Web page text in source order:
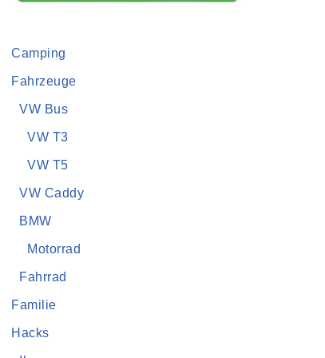
Camping
Fahrzeuge
VW Bus
VW T3
VW T5
VW Caddy
BMW
Motorrad
Fahrrad
Familie
Hacks